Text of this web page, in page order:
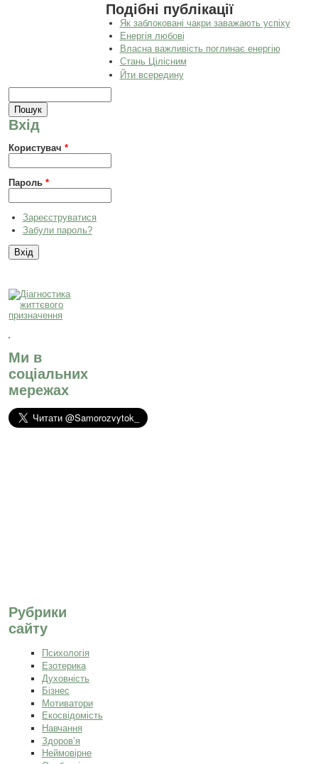
Подібні публікації
Як заблоковані чакри заважають успіху
Енергія любові
Власна важливість поглинає енергію
Стань Цілісним
Йти всередину
Вхід
Користувач*
Пароль*
Зареєструватися
Забули пароль?
Ми в
соціальних
мережах
Рубрики
сайту
Психологія
Езотерика
Духовність
Бізнес
Мотиватори
Екосвідомість
Навчання
Здоров’я
Неймовірне